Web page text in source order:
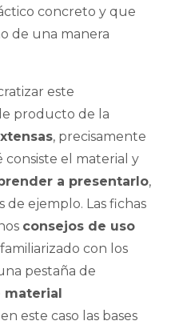
concreto y que
de una manera
este
producto de la
, precisamente
consiste el material y
a presentarlo,
de ejemplo. Las fichas
consejos de uso
con los
pestaña de
material
este caso las bases